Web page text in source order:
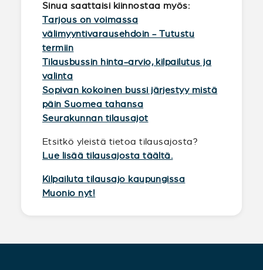
Sinua saattaisi kiinnostaa myös:
Tarjous on voimassa
välimyyntivarausehdoin - Tutustu
termiin
Tilausbussin hinta-arvio, kilpailutus ja
valinta
Sopivan kokoinen bussi järjestyy mistä
päin Suomea tahansa
Seurakunnan tilausajot
Etsitkö yleistä tietoa tilausajosta?
Lue lisää tilausajosta täältä.
Kilpailuta tilausajo kaupungissa
Muonio nyt!